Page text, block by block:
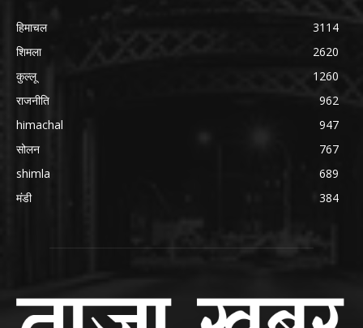
हिमाचल
3114
शिमला
2620
कुल्लू
1260
राजनीति
962
himachal
947
सोलन
767
shimla
689
मंडी
384